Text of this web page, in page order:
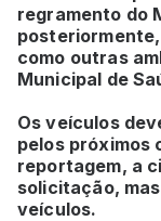
regramento do
como outras
Municipal de
Os veículos
pelos próximos
reportagem, a
solicitação,
veículos.